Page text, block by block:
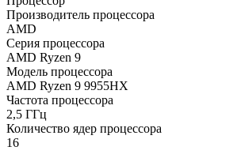
Производитель процессора
AMD
Серия процессора
AMD Ryzen 9
Модель процессора
AMD Ryzen 9 9955HX
Частота процессора
2,5 ГГц
Количество ядер процессора
16